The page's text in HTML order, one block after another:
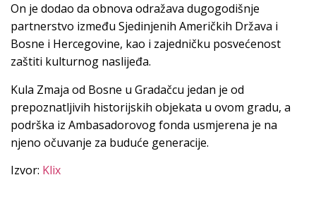
On je dodao da obnova odražava dugogodišnje
partnerstvo između Sjedinjenih Američkih Država i
Bosne i Hercegovine, kao i zajedničku posvećenost
zaštiti kulturnog naslijeđa.
Kula Zmaja od Bosne u Gradačcu jedan je od
prepoznatljivih historijskih objekata u ovom gradu, a
podrška iz Ambasadorovog fonda usmjerena je na
njeno očuvanje za buduće generacije.
Izvor: Klix